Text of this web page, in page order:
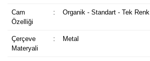
Cam
Özelliği
: Organik - Standart - Tek Renk
Çerçeve
Materyali
: Metal